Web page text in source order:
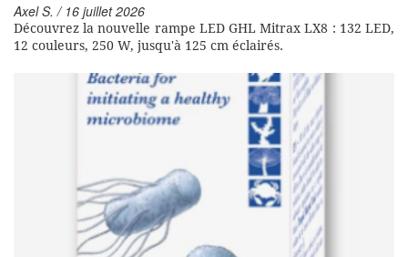
Axel S. / 16 juillet 2026
Découvrez la nouvelle rampe LED GHL Mitrax LX8 : 132 LED,
12 couleurs, 250 W, jusqu'à 125 cm éclairés.